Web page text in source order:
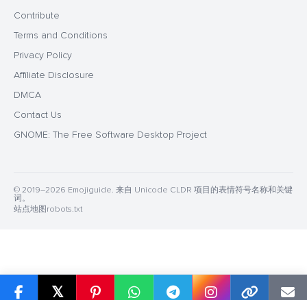
𝕏
Contribute
Terms and Conditions
Privacy Policy
Affiliate Disclosure
DMCA
Contact Us
GNOME: The Free Software Desktop Project
© 2019–2026 Emojiguide. 来自 Unicode CLDR 项目的表情符号名称和关键
词。
站点地图 robots.txt